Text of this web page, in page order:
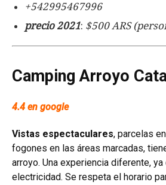
+542995467996
precio 2021: $500 ARS
Camping Arroyo
4.4 en google
Vistas espectaculares, parcelas
fogones en las áreas marcadas,
arroyo. Una experiencia diferente,
electricidad. Se respeta el horario